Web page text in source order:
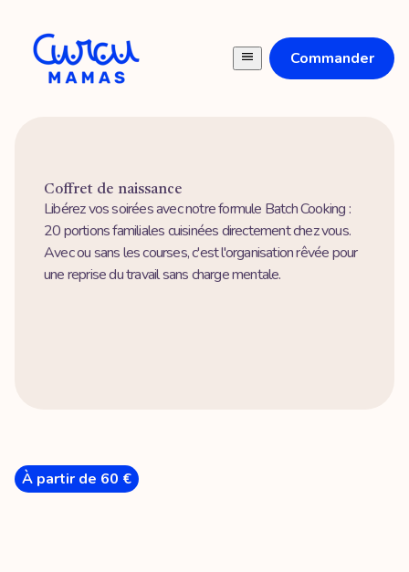
Commander
Coffret de naissance
Libérez vos soirées avec notre formule Batch Cooking :
20 portions familiales cuisinées directement chez vous.
Avec ou sans les courses, c'est l'organisation rêvée pour
une reprise du travail sans charge mentale.
À partir de 60 €